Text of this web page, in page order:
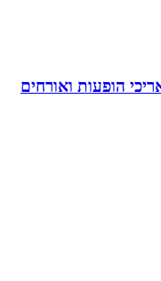
הופעות ואורחים